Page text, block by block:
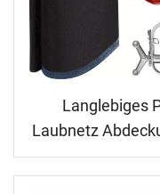
Langlebiges
Laubnetz
den